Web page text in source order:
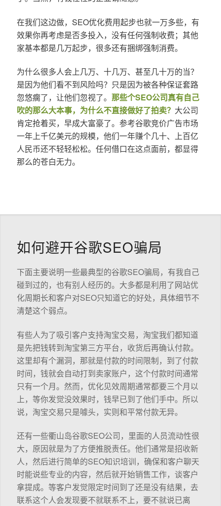
在我们这边做，SEO优化费用起步也就一万多些，有
效果你再考虑是否多投入，没有任何强制收费；其他
家基本都是几万起步，很多还有捆绑强制消费。
为什么很多人会上几万、十几万、甚至几十万的当？
是因为他们看不到风险吗？只是因为被各种保证套路
忽悠瘸了，让他们忽视了。 那些个SEO公司真有自己
吹的那么大本事，为什么不直接做好了拍卖？ 大公司
肯定抢着买，早成大富豪了。参考谷歌竞价广告市场
一年上千亿美元的规模，他们一年赚个几十、上百亿
人民币还不轻轻松松。任何借口在这点面前，都显得
那么的苍白无力。
如何避开谷歌SEO骗局
下面主要说明一些最典型的谷歌SEO骗局，有我自己
碰到过的，也有别人经历的。大多都是利用了网站优
化周期长和客户对SEO只知道它的好处，具体细节不
清楚这个弱点。
有些人为了吸引客户支持淘宝交易，淘宝我们都知道
是先把钱转到淘宝第三方平台，收货后再确认付款。
这里却有个漏洞，那就是付款的时间限制，到了付款
时间，钱就会自动打到卖家账户，这个付款时间通常
只有一个月。然而，优化见效周期通常都要三个月以
上，等你发觉没效果时，钱早已到了他们手中。所以
说，淘宝交易只是噱头，实则和平常付款无异。
还有一些衢山岛谷歌SEO公司，里面的人员流动性很
大，原因就是为了方便推脱责任。他们通常是招收新
人，然后进行简单的SEO知识培训，确保和客户聊天
时能说些专业的内容，然后就开始销售工作，谈客户
拿提成。等客户发觉限定时间到了还是没有结果，去
联系这个人会发现要不就联系不上，要不就说已离